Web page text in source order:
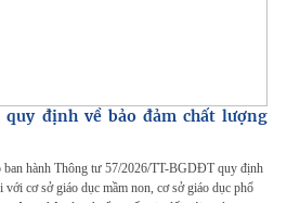
định về bảo đảm chất lượng
hành Thông tư 57/2026/TT-BGDĐT quy định
với cơ sở giáo dục mầm non, cơ sở giáo dục phổ